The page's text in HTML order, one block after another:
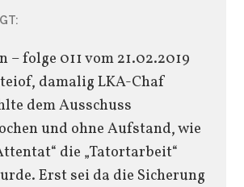
– folge 011 vom 21.02.2019
damalig LKA-Chaf
dem Ausschuss
und ohne Aufstand, wie
die „Tatortarbeit“
Erst sei da die Sicherung